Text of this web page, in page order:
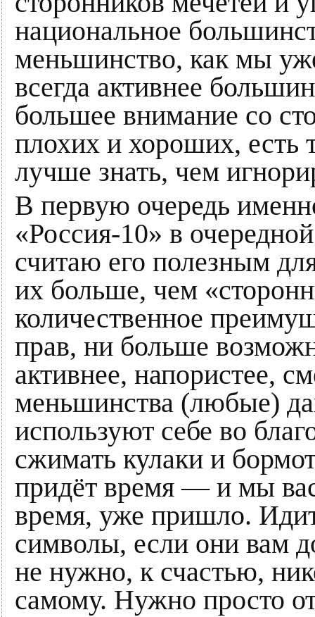
национальное
меньшинство, как мы
всегда активнее
большее внимание со
плохих и хороших, есть
лучше знать, чем
В первую очередь
«Россия-10» в
считаю его полезным
их больше, чем
количественное
прав, ни больше
активнее, напористее,
меньшинства (любые)
используют себе во
сжимать кулаки и
придёт время ― и мы
время, уже пришло.
символы, если они вам
не нужно, к счастью,
самому. Нужно просто